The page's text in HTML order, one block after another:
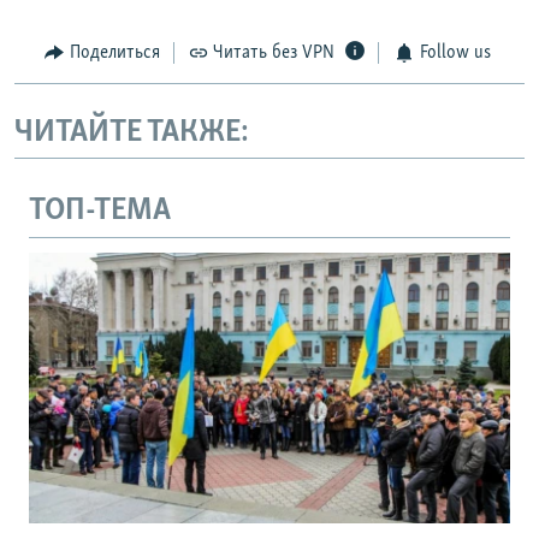
Поделиться Читать без VPN Follow us
ЧИТАЙТЕ ТАКЖЕ:
ТОП-ТЕМА